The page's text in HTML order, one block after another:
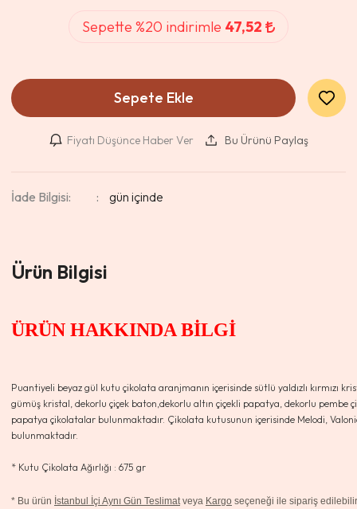
Sepette %20 indirimle 47,52
Sepete Ekle
Fiyatı Düşünce Haber Ver Bu Ürünü Paylaş
İade Bilgisi:
Ürün Bilgisi
ÜRÜN HAKKINDA BİLGİ
Puantiyeli beyaz gül kutu çikolata aranjmanın içerisinde sütlü yaldızlı kırmızı
gümüş kristal, dekorlu çiçek baton,dekorlu altın çiçekli papatya, dekorlu pembe
papatya çikolatalar bulunmaktadır. Çikolata kutusunun içerisinde Melodi,
bulunmaktadır.
* Kutu Çikolata Ağırlığı : 675 gr
* Bu ürün İstanbul İçi Aynı Gün Teslimatveya Kargo seçeneği ile sipariş